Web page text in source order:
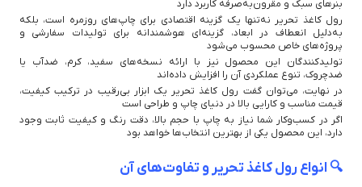
بنرهای سبک و مقرون‌به‌صرفه کاربرد دارد
رول کاغذ تحریر نه‌تنها یک گزینه اقتصادی برای چاپ‌های روزمره است، بلکه
به‌دلیل انعطاف در ابعاد، گزینه‌ای هوشمندانه برای تولیدات سفارشی و
پروژه‌های خاص محسوب می‌شود
تولیدکنندگان این محصول نیز با ارائه نسخه‌های سفید، کرم، ضدآب یا
ضدچروک، تنوع عملکردی آن را افزایش داده‌اند
در نهایت، می‌توان گفت رول کاغذ تحریر یک ابزار بی‌رقیب در ترکیب کیفیت،
قیمت مناسب و کارایی بالا در دنیای چاپ و طراحی است
اگر در کسب‌وکار شما نیاز به چاپ با حجم بالا، دقت رنگ و کیفیت ثابت وجود
دارد، این محصول یکی از بهترین انتخاب‌ها خواهد بود
🔍 انواع رول کاغذ تحریر و تفاوت‌های آن